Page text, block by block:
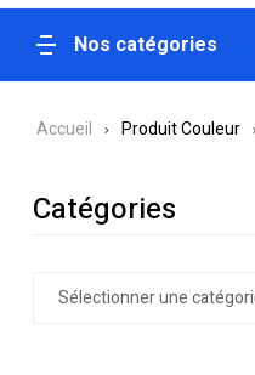
Nos catégories
Accueil Produit Couleur
Catégories